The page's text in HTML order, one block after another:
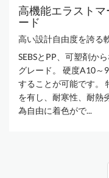
高機能エラスト
ード
高い設計自由度を誇る
SEBSとPP、可塑剤か
グレード。 硬度A10～
することが可能です。
を有し、耐寒性、耐熱
為自由に着色がで...